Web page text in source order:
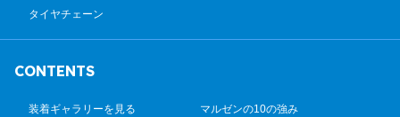
タイヤチェーン
CONTENTS
装着ギャラリーを見る マルゼンの10の強み